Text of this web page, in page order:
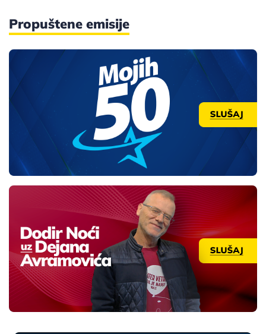
Propuštene emisije